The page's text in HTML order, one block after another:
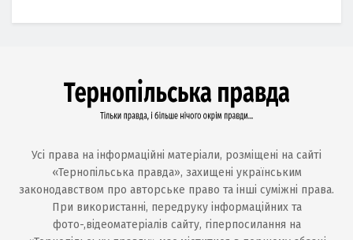
Усі права на інформаційні матеріали, розміщені на сайті
«Тернопільська правда», захищені українським
законодавством про авторське право та інші суміжні права.
При використанні, передруку інформаційних та
фото-,відеоматеріалів сайту, гіперпосилання на